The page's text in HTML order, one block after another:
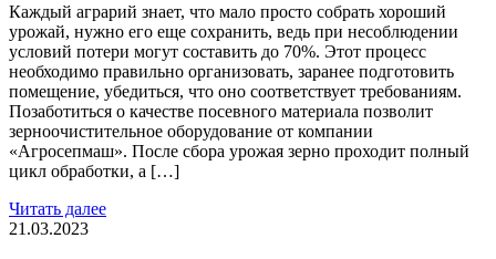
Каждый аграрий знает, что мало просто собрать хороший
урожай, нужно его еще сохранить, ведь при несоблюдении
условий потери могут составить до 70%. Этот процесс
необходимо правильно организовать, заранее подготовить
помещение, убедиться, что оно соответствует требованиям.
Позаботиться о качестве посевного материала позволит
зерноочистительное оборудование от компании
«Агросепмаш». После сбора урожая зерно проходит полный
цикл обработки, а […]
Читать далее
21.03.2023